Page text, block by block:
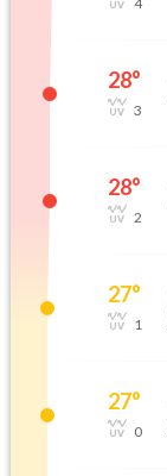
28°
3
28°
2
27°
1
27°
0